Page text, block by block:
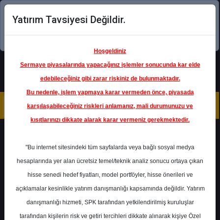
Şimdi uygulamayı indirin!
Ana Sayfa Raporlar
Ak Yatırım
Rapor Detay
Akbank - Faiz Raporu
Yatırım Tavsiyesi Değildir.
Hoşgeldiniz
Sermaye piyasalarında yapacağınız işlemler sonucunda kar elde
edebileceğiniz gibi zarar riskiniz de bulunmaktadır.
Bu nedenle, işlem yapmaya karar vermeden önce, piyasada
karşılaşabileceğiniz riskleri anlamanız, mali durumunuzu ve
kısıtlarınızı dikkate alarak karar vermeniz gerekmektedir.
"Bu internet sitesindeki tüm sayfalarda veya bağlı sosyal medya
hesaplarında yer alan ücretsiz temel/teknik analiz sonucu ortaya çıkan
hisse senedi hedef fiyatları, model portföyler, hisse önerileri ve
açıklamalar kesinlikle yatırım danışmanlığı kapsamında değildir. Yatırım
danışmanlığı hizmeti, SPK tarafından yetkilendirilmiş kuruluşlar
tarafından kişilerin risk ve getiri tercihleri dikkate alınarak kişiye Özel